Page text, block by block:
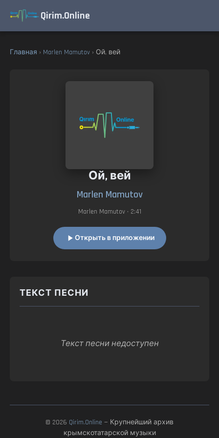
Qirim.Online
Главная › Marlen Mamutov › Ой, вей
Ой, вей
Marlen Mamutov
Marlen Mamutov• 2:41
Открыть в приложении
ТЕКСТ ПЕСНИ
Текст песни недоступен
© 2026 Qirim.Online — Крупнейший архив
крымскотатарской музыки